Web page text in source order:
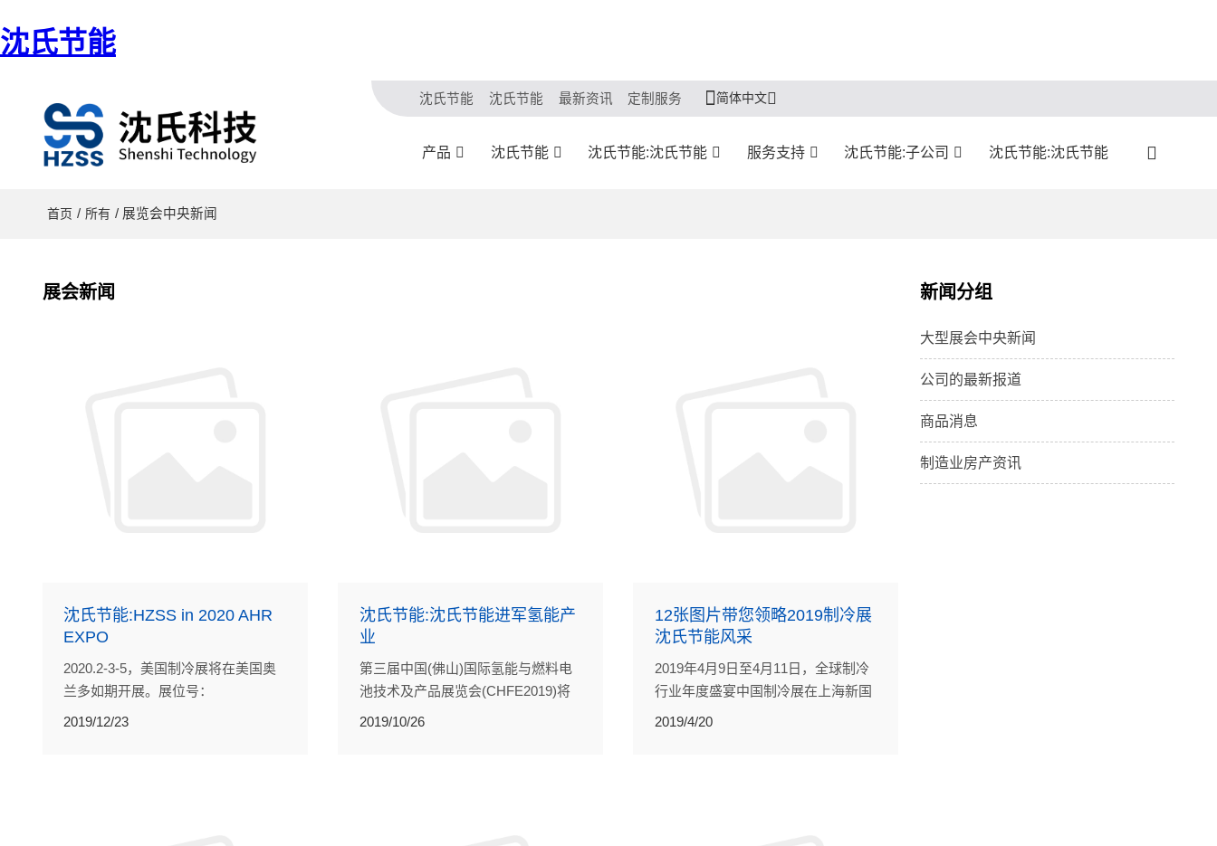
沈氏节能
沈氏节能 沈氏节能 最新资讯 定制服务 简体中文
产品 沈氏节能 沈氏节能:沈氏节能 服务支持 沈氏节能:子公司 沈氏节能:沈氏节能
首页 / 所有 / 展览会中央新闻
展会新闻
沈氏节能:HZSS in 2020 AHR
EXPO
2020.2-3-5，美国制冷展将在美国奥
兰多如期开展。展位号：
4372+4374。
2019/12/23
沈氏节能:沈氏节能进军氢能产
业
第三届中国(佛山)国际氢能与燃料电
池技术及产品展览会(CHFE2019)将
于2019年10月26日-28日在佛山·南海·
2019/10/26
12张图片带您领略2019制冷展
沈氏节能风采
2019年4月9日至4月11日，全球制冷
行业年度盛宴中国制冷展在上海新国
际博览中心隆重举行！沈氏节能再次
2019/4/20
新闻分组
大型展会中央新闻
公司的最新报道
商品消息
制造业房产资讯